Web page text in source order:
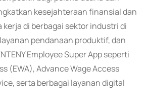
kesejahteraan finansial dan
di berbagai sektor industri di
pendanaan produktif, dan
Employee Super App seperti
(EWA), Advance Wage Access
serta berbagai layanan digital